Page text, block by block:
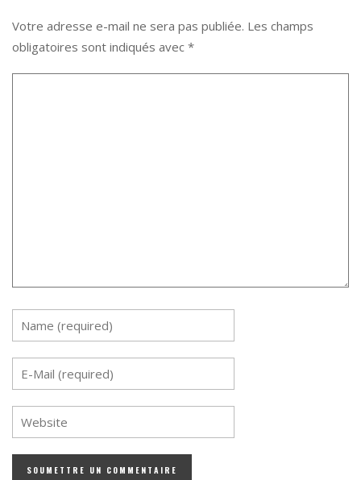
Votre adresse e-mail ne sera pas publiée. Les champs
obligatoires sont indiqués avec *